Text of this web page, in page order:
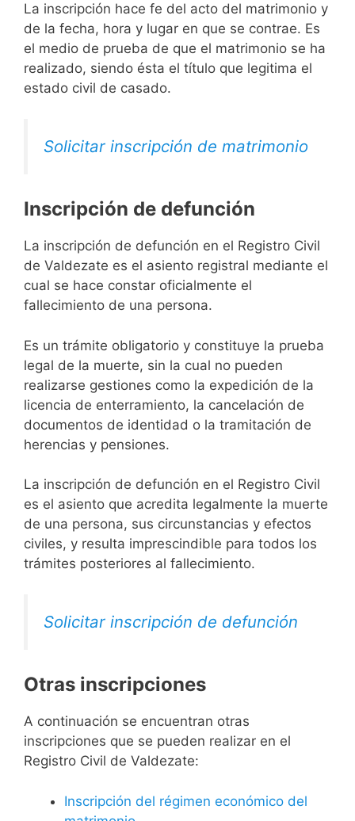
La inscripción hace fe del acto del matrimonio y
de la fecha, hora y lugar en que se contrae. Es
el medio de prueba de que el matrimonio se ha
realizado, siendo ésta el título que legitima el
estado civil de casado.
Solicitar inscripción de matrimonio
Inscripción de defunción
La inscripción de defunción en el Registro Civil
de Valdezate es el asiento registral mediante el
cual se hace constar oficialmente el
fallecimiento de una persona.
Es un trámite obligatorio y constituye la prueba
legal de la muerte, sin la cual no pueden
realizarse gestiones como la expedición de la
licencia de enterramiento, la cancelación de
documentos de identidad o la tramitación de
herencias y pensiones.
La inscripción de defunción en el Registro Civil
es el asiento que acredita legalmente la muerte
de una persona, sus circunstancias y efectos
civiles, y resulta imprescindible para todos los
trámites posteriores al fallecimiento.
Solicitar inscripción de defunción
Otras inscripciones
A continuación se encuentran otras
inscripciones que se pueden realizar en el
Registro Civil de Valdezate:
Inscripción del régimen económico del